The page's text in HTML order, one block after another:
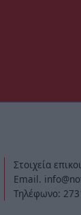
Στοιχεία
Email.
Τηλέφωνο: